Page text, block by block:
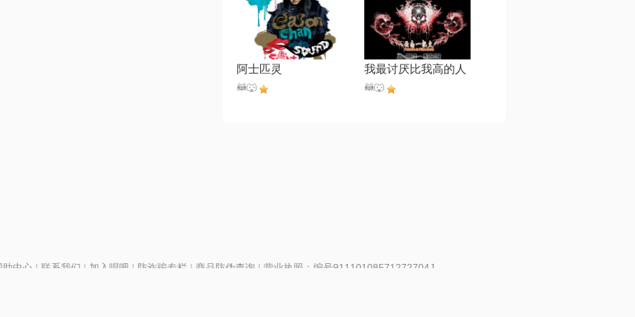
阿士匹灵
🦝🐺
我最讨厌比我高的人
🦝🐺
助中心 | 联系我们 | 加入唱吧 | 防诈骗专栏 | 商品防伪查询 | 营业执照：编号91110108571272704J